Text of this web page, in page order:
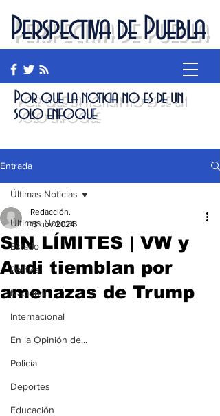
Perspectiva de Puebla
Por que la noticia no es de un
solo enfoque
Entrada
Últimas Noticias
Estado
Política
Nacional
Internacional
En la Opinión de...
Policía
Deportes
Educación
Últimas Noticias
SIN LÍMITES | VW y
Audi tiemblan por
amenazas de Trump
Redacción.
13 nov 2024